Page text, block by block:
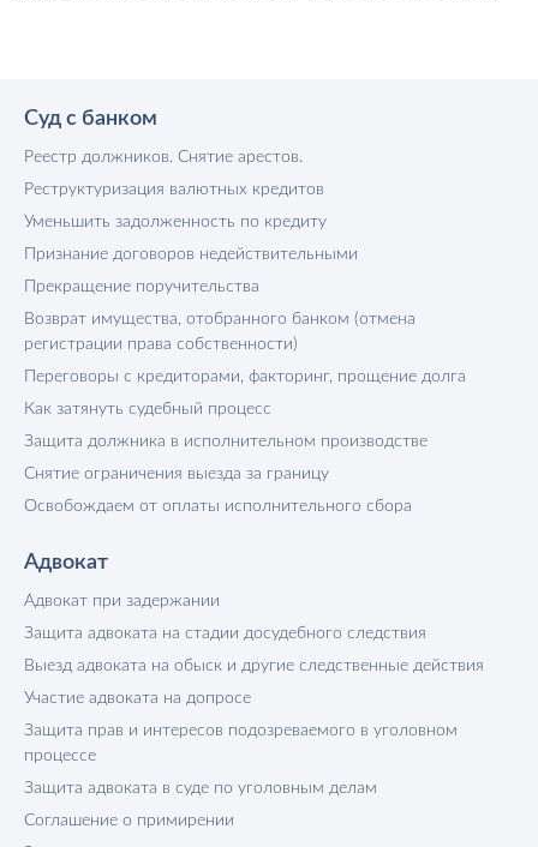
Суд с банком
Реестр должников. Снятие арестов.
Реструктуризация валютных кредитов
Уменьшить задолженность по кредиту
Признание договоров недействительными
Прекращение поручительства
Возврат имущества, отобранного банком (отмена
регистрации права собственности)
Переговоры с кредиторами, факторинг, прощение долга
Как затянуть судебный процесс
Защита должника в исполнительном производстве
Снятие ограничения выезда за границу
Освобождаем от оплаты исполнительного сбора
Адвокат
Адвокат при задержании
Защита адвоката на стадии досудебного следствия
Выезд адвоката на обыск и другие следственные действия
Участие адвоката на допросе
Защита прав и интересов подозреваемого в уголовном
процессе
Защита адвоката в суде по уголовным делам
Соглашение о примирении